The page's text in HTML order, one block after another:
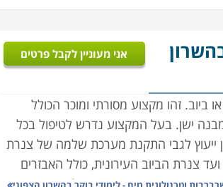
אני מעוניין לקבל פרטים
זהו מקצוע מסורתי ומוכר הכולל
ישן. בעל המקצוע נדרש לטיפול בכל
ייעוץ לגבי התקנת מערכת שלמה של צנרת
צנרת הביוב העירונית, כולל האבזרים
חדשות, ואיתור ותיקון תקלות במערכת